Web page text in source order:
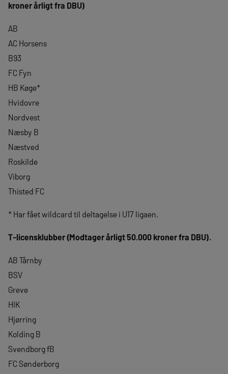
kroner årligt fra DBU)
AB
AC Horsens
B93
FC Fyn
HB Køge*
Hvidovre
Nordvest
Næsby B
Næstved
Roskilde
Viborg
Thisted FC
* Har fået wildcard til deltagelse i U17 ligaen.
T-licensklubber (Modtager årligt 50.000 kroner fra DBU).
AB Tårnby
BSV
Greve
HIK
Hjørring
Kolding B
Svendborg fB
FC Sønderborg